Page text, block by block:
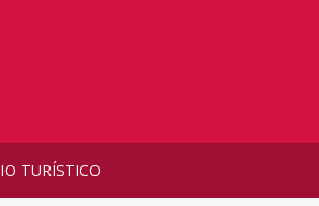
TURÍSTICO